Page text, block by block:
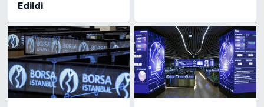
Edildi